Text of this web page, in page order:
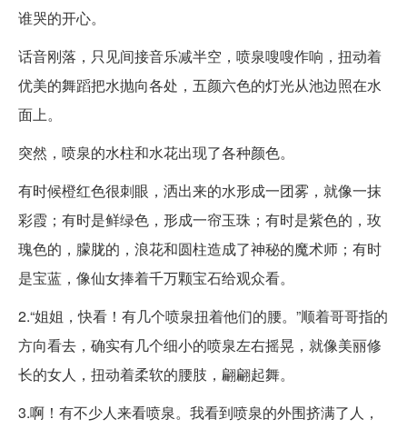
谁哭的开心。
话音刚落，只见间接音乐减半空，喷泉嗖嗖作响，扭动着
优美的舞蹈把水抛向各处，五颜六色的灯光从池边照在水
面上。
突然，喷泉的水柱和水花出现了各种颜色。
有时候橙红色很刺眼，洒出来的水形成一团雾，就像一抹
彩霞；有时是鲜绿色，形成一帘玉珠；有时是紫色的，玫
瑰色的，朦胧的，浪花和圆柱造成了神秘的魔术师；有时
是宝蓝，像仙女捧着千万颗宝石给观众看。
2.“姐姐，快看！有几个喷泉扭着他们的腰。”顺着哥哥指的
方向看去，确实有几个细小的喷泉左右摇晃，就像美丽修
长的女人，扭动着柔软的腰肢，翩翩起舞。
3.啊！有不少人来看喷泉。我看到喷泉的外围挤满了人，